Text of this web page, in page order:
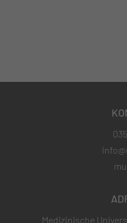
Medizinische